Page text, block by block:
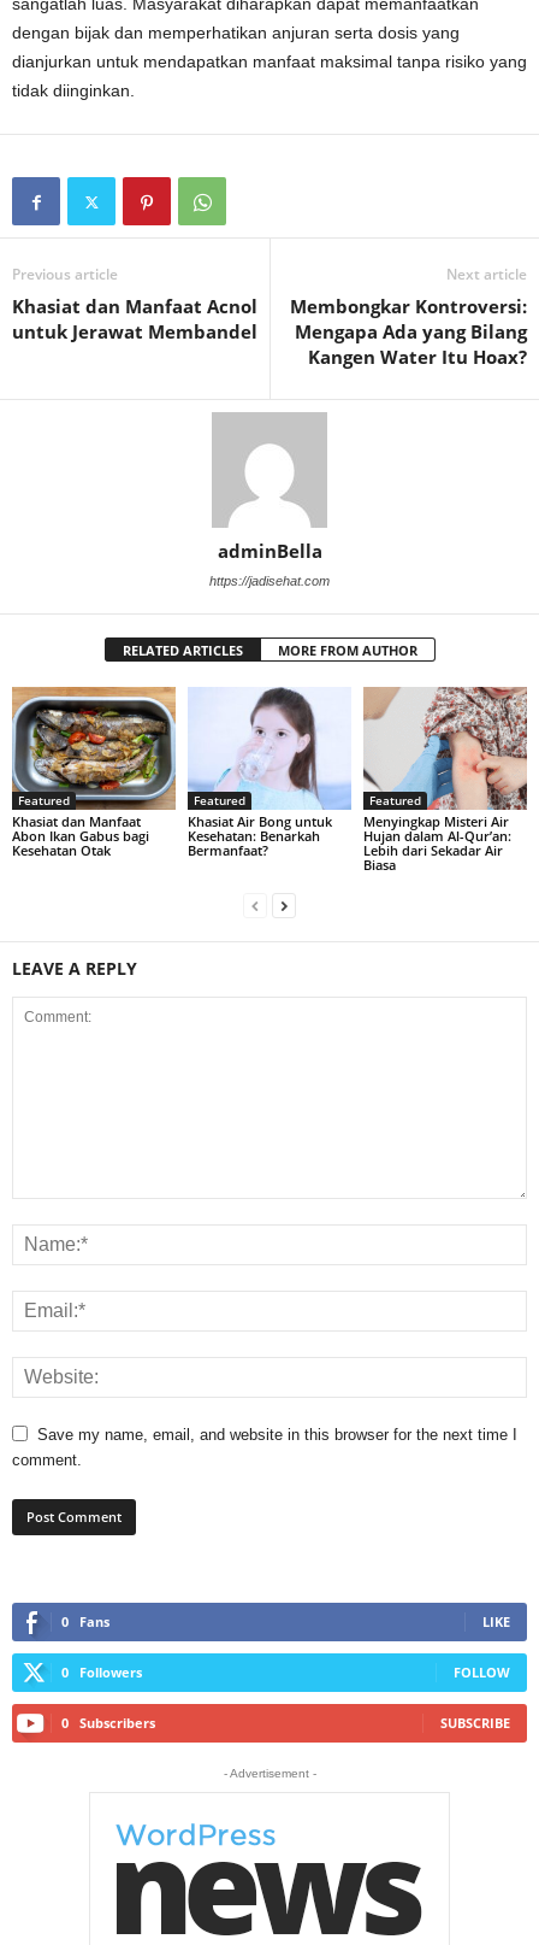
sangatlah luas. Masyarakat diharapkan dapat memanfaatkan
dengan bijak dan memperhatikan anjuran serta dosis yang
dianjurkan untuk mendapatkan manfaat maksimal tanpa risiko yang
tidak diinginkan.
Previous article
Khasiat dan Manfaat Acnol
untuk Jerawat Membandel
Next article
Membongkar Kontroversi:
Mengapa Ada yang Bilang
Kangen Water Itu Hoax?
adminBella
https://jadisehat.com
RELATED ARTICLES MORE FROM AUTHOR
Featured
Khasiat dan Manfaat
Abon Ikan Gabus bagi
Kesehatan Otak
Featured
Khasiat Air Bong untuk
Kesehatan: Benarkah
Bermanfaat?
Featured
Menyingkap Misteri Air
Hujan dalam Al-Qur’an:
Lebih dari Sekadar Air
Biasa
LEAVE A REPLY
Save my name, email, and website in this browser for the next time I
comment.
0 Fans LIKE
0 Followers FOLLOW
0 Subscribers SUBSCRIBE
- Advertisement -